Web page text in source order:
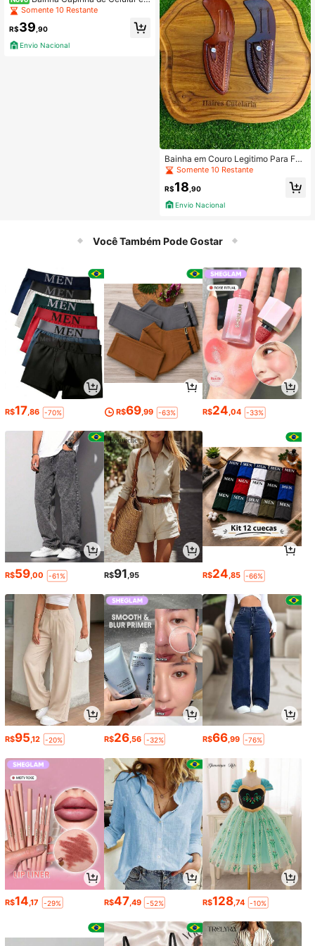
Couro Legitimo - Para Faca Campei
ra e Similares - Haires
Somente 10 Restante
R$39 ,90
Envio Nacional
Bainha em Couro Legitimo Para Fac
a Tatuzão e Similares - Haires
Somente 10 Restante
R$18 ,90
Envio Nacional
Você Também Pode Gostar
R$17,86 -70% R$69,99 -63% R$24,04 -33%
R$59,00 -61% R$91,95 R$24,85 -66%
R$95 ,12 -20% R$26,56 -32% R$66 ,99 -76%
R$14,17 -29% R$47,49 -52% R$128,74 -10%